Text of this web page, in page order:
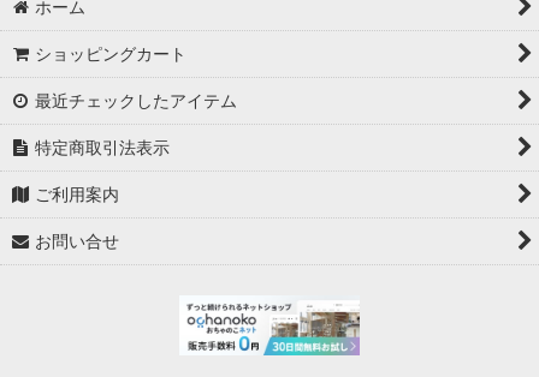
ホーム
ショッピングカート
最近チェックしたアイテム
特定商取引法表示
ご利用案内
お問い合せ